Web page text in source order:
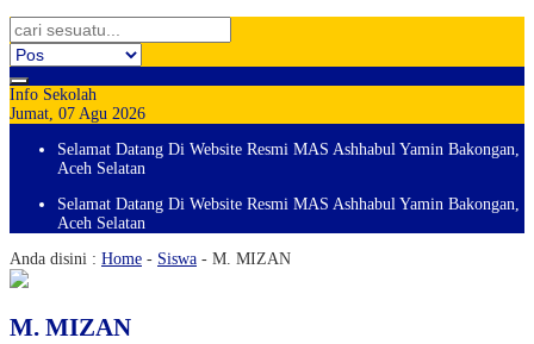
Info Sekolah
Jumat, 07 Agu 2026
Selamat Datang Di Website Resmi MAS Ashhabul Yamin Bakongan,
Aceh Selatan
Selamat Datang Di Website Resmi MAS Ashhabul Yamin Bakongan,
Aceh Selatan
Anda disini : Home - Siswa - M. MIZAN
M. MIZAN